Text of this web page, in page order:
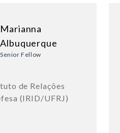
Marianna
Albuquerque
Senior Fellow
de Relações
(IRID/UFRJ)